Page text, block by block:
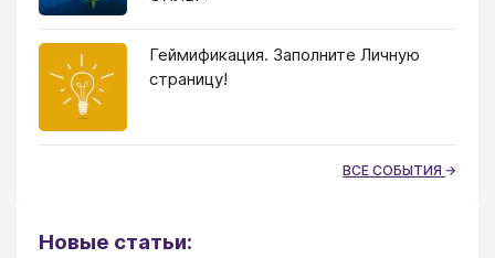
Геймификация. Заполните Личную
страницу!
ВСЕ СОБЫТИЯ
Новые статьи: